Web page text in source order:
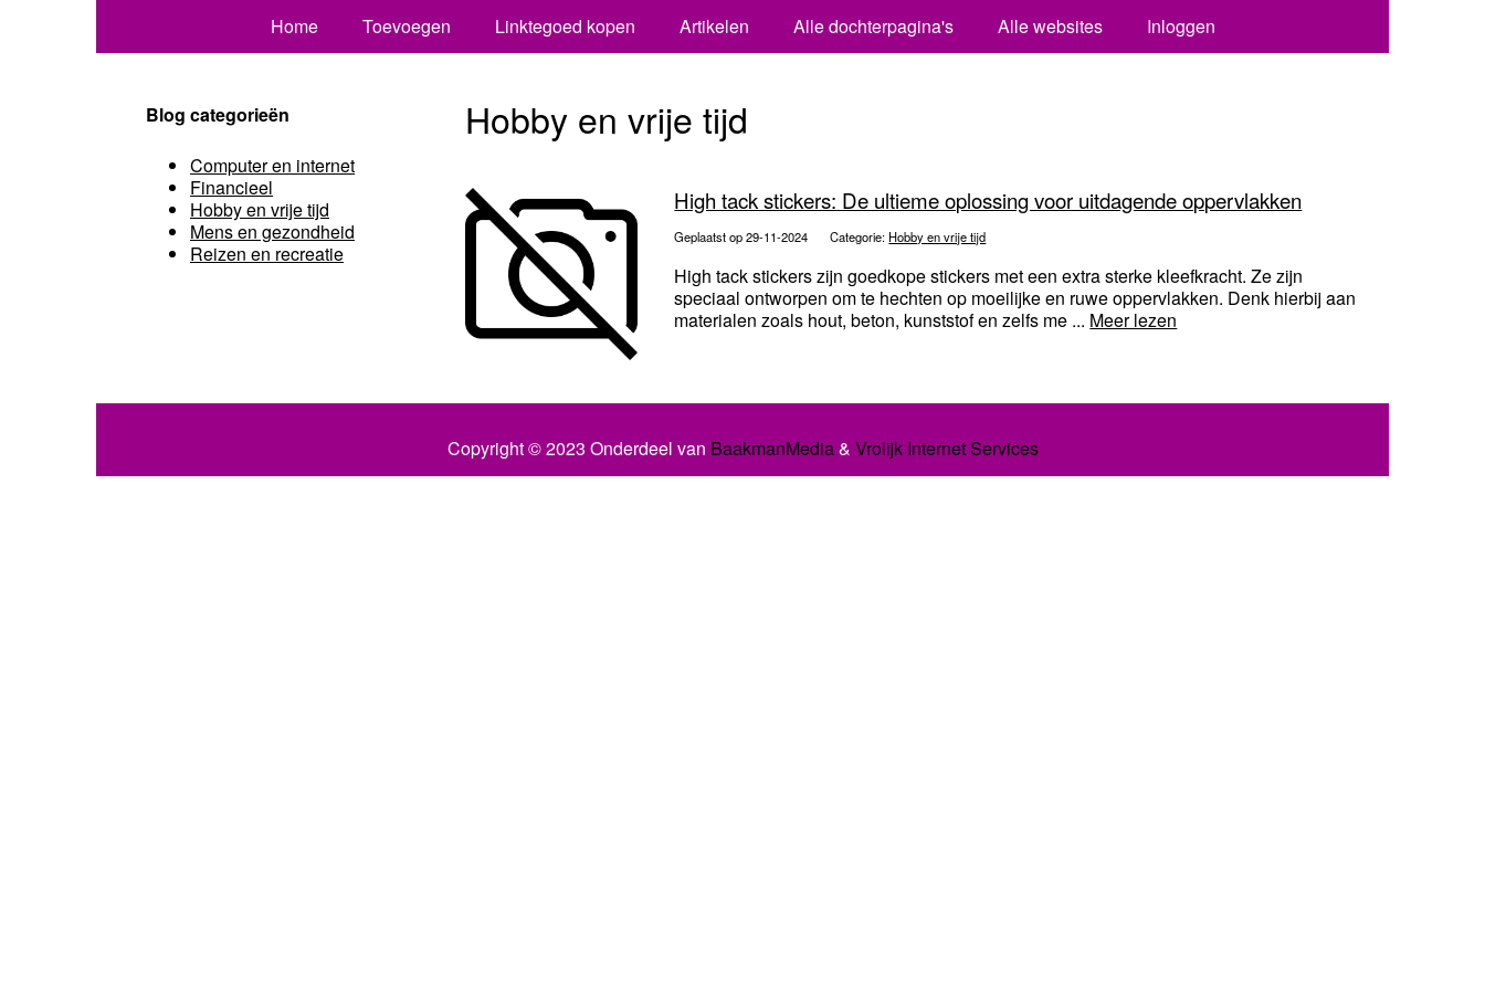
Home Toevoegen Linktegoed kopen Artikelen Alle dochterpagina's Alle websites Inloggen
Hobby en vrije tijd
High tack stickers: De ultieme oplossing voor uitdagende oppervlakken
Geplaatst op 29-11-2024 Categorie: Hobby en vrije tijd
High tack stickers zijn goedkope stickers met een extra sterke kleefkracht. Ze zijn
speciaal ontworpen om te hechten op moeilijke en ruwe oppervlakken. Denk hierbij aan
materialen zoals hout, beton, kunststof en zelfs me ... Meer lezen
Blog categorieën
Computer en internet
Financieel
Hobby en vrije tijd
Mens en gezondheid
Reizen en recreatie
Copyright © 2023 Onderdeel van BaakmanMedia& Vrolijk Internet Services